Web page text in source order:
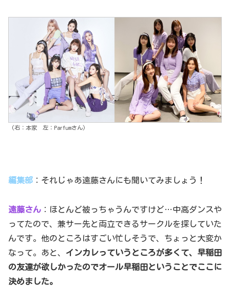
(右：本家 左：Parfumさん)
編集部 ：それじゃあ遠藤さんにも聞いてみましょう！
遠藤さん ：ほとんど被っちゃうんですけど…中高ダンスや
ってたので、兼サー先と両立できるサークルを探していた
んです。他のところはすごい忙しそうで、ちょっと大変か
なって。あと、 インカレっていうところが多くて、早稲田
の友達が欲しかったのでオール早稲田ということでここに
決めました。